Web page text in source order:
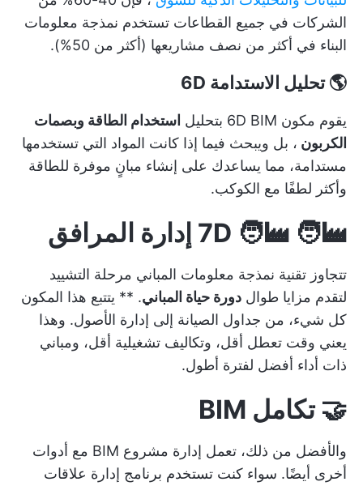
الشركات في جميع القطاعات تستخدم نمذجة معلومات
البناء في أكثر من نصف مشاريعها (أكثر من 50%).
🌎 تحليل الاستدامة 6D
يقوم مكون 6D BIM بتحليل
استخدام الطاقة وبصمات
الكربون ، بل ويبحث فيما إذا كانت المواد التي تستخدمها
مستدامة، مما يساعدك على إنشاء مبانٍ موفرة للطاقة
وأكثر لطفًا مع الكوكب.
🧑‍🏭 🧑‍🏭 7D إدارة المرافق
تتجاوز تقنية نمذجة معلومات المباني مرحلة التشييد
لتقدم مزايا طوال دورة حياة المباني. ** يتتبع هذا المكون
كل شيء، من جداول الصيانة إلى إدارة الأصول. وهذا
يعني وقت تعطل أقل، وتكاليف تشغيلية أقل، ومباني
ذات أداء أفضل لفترة أطول.
🤝 تكامل BIM
والأفضل من ذلك، تعمل إدارة مشروع BIM مع أدوات
أخرى أيضًا. سواء كنت تستخدم برنامج إدارة علاقات